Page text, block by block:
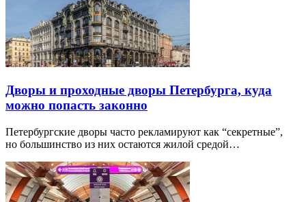
Дворы и проходные дворы Петербурга, куда
можно попасть законно
Петербургские дворы часто рекламируют как “секретные”,
но большинство из них остаются жилой средой…